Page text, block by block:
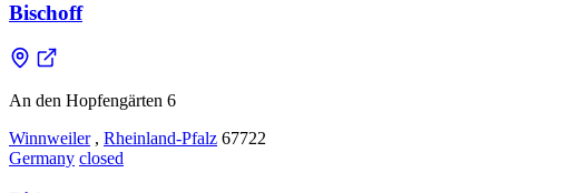
Bischoff
An den Hopfengärten 6
Winnweiler , Rheinland-Pfalz 67722
Germany closed